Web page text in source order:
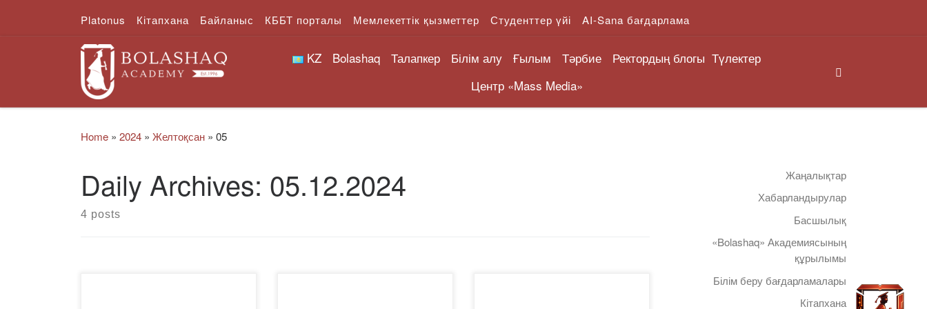
Skip to contentPlatonus Кітапхана Байланыс КББТ порталы Мемлекеттік қызметтер Студенттер үйі AI-Sana бағдарлама
KZ Bolashaq Талапкер Білім алу Ғылым Тәрбие Ректордың блогы Түлектер
Центр «Mass Media»
Home » 2024 » Желтоқсан » 05
Daily Archives: 05.12.2024
4 posts
Жаңалықтар
Хабарландырулар
Басшылық
«Bolashaq» Академиясының
құрылымы
Білім беру бағдарламалары
Кітапхана